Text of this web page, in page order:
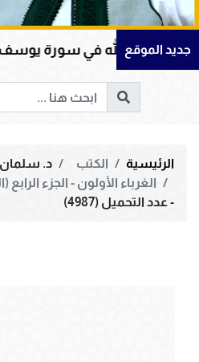
جديد الموقع
الله في سورة يوسف
الرئيسية الكتب
د. سلمان
الغرباء الأولون - الجزء
- عدد التحميل (4987)